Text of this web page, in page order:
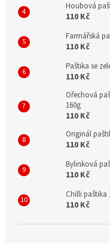
Houbová
110 Kč
Farmářská
110 Kč
Paštika se
110 Kč
Ořechová
160g
110 Kč
Originál
110 Kč
Bylinková
110 Kč
Chilli paštika
110 Kč